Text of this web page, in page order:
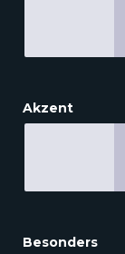
Akzent
Besonders